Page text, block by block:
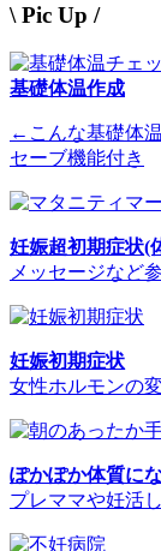
\ Pic Up /
基礎体温作成
←こんな基礎体
セーブ機能付き
妊娠超初期症状(
メッセージなど
妊娠初期症状
女性ホルモンの
ぽかぽか体質に
プレママや妊活